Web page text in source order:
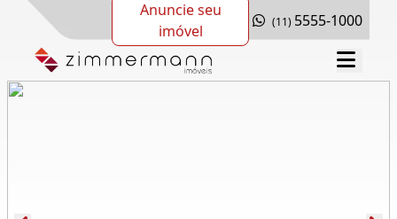
Anuncie seu
imóvel
(11) 5555-1000